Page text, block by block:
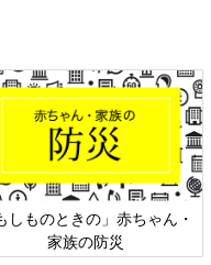
しものときの」赤ちゃん・
家族の防災